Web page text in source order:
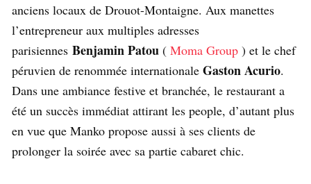
anciens locaux de Drouot-Montaigne. Aux manettes
l’entrepreneur aux multiples adresses
parisiennes Benjamin Patou ( Moma Group ) et le chef
péruvien de renommée internationale Gaston Acurio.
Dans une ambiance festive et branchée, le restaurant a
été un succès immédiat attirant les people, d’autant plus
en vue que Manko propose aussi à ses clients de
prolonger la soirée avec sa partie cabaret chic.